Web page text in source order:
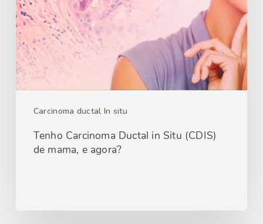
Carcinoma ductal In situ
Tenho Carcinoma Ductal in Situ (CDIS)
de mama, e agora?